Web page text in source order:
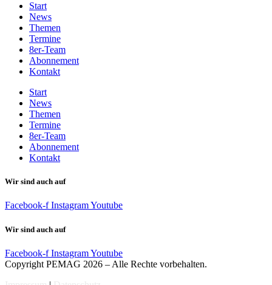
Start
News
Themen
Termine
8er-Team
Abonnement
Kontakt
Start
News
Themen
Termine
8er-Team
Abonnement
Kontakt
Wir sind auch auf
Facebook-f InstagramYoutube
Wir sind auch auf
Facebook-f InstagramYoutube
Copyright PEMAG 2026 – Alle Rechte vorbehalten.